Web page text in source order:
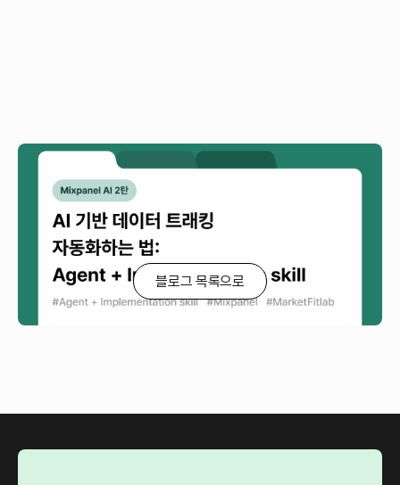
[Mixpanel AI 2탄] AI 기반 데이터 트래킹
자동화하는 법: Agent + Implementation skill
Mixpanel AI Onboarding Agent로 데이터 트래킹 구현을 자동화하세요.
AI가 코드베이스를 분석해 이벤트 설계부터 트래킹 구현, 데이터 검증까지
빠르게 지원합니다.
블로그 목록으로